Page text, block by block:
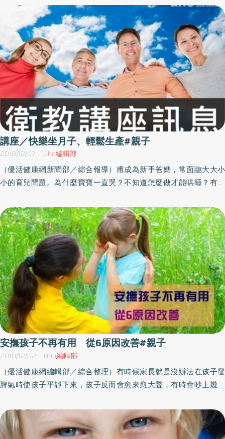
為雙薪家庭，加上工時長、壓力大，親子間相處陪伴越來越少，電
玩反而變成子女情感上的寄託。當孩子接受輔導的同時，父母也應
進行伴侶諮商，將管教態度趨於一致，和小孩達成共同約定的目
標。建立合理使用網路的習慣1.）維持規律的生活作息。2.）約定每
日上網時間或時段。3.）父母主動了解和參與陪伴兒少的網路活動。
適當的電玩是娛樂 切勿過度沉迷不僅是大人，就連小朋友們也都人
手一機，只是過度的使用3C產品，除了可能會對學生造成許多不良
的影響外，對眼睛、身體來說也會跟著受到傷害。粟寧醫師認為，
適當的電玩是娛樂或是社交話題，建議家長不需要刻意禁止，但要
多了解小孩在玩些什麼，增進親子溝通；和小孩討論玩電玩的時
間、頻率等，避免過度沉迷。如發現難以控制遊戲時間，且優先程
度已超越其他興趣或日常生活，甚至影響課業、工作、人際關係，
則可找醫師進一步評估。
業協助，顯示這是生活中重要的課題之一！根據艾瑞克森
（Erikson）提出的發展階段及任務，3~6歲的孩童正處於積極主動
與退縮，此階段的幼童已經開始從事多種活動，也有強烈的好奇心
與探索慾，並開始學習和別人接觸，如何能讓他學會自動自發及學
習如何遵從生活規範，在親子互動上就顯得格外重要。因此，家中
有3-6歲孩童的親子可以透過角色互換及情境融入，讓孩童懂得尊重
自己、體貼他人；利用親子勞作，活化孩子的小肌肉，激發親子的
創意與合作，貼近彼此的心、拉近親子的距離，也協助孩子認識與
處理自己的情緒，建立正向的人際互動。點亮心燈諮商中心的蔡澄
心理師建議，家長們面對孩子的違規行為，可以用國際遊戲治療大
師Landreth提出的【設限三步驟】：「同理-設限-替代方案」來幫助
孩子學習適應社會規範。舉例來說，小孩間玩遊戲時常互相推來推
去，一開始是鬧著玩，但後來突然就打了起來，這時如何運用設限
三步驟：1.）同理：父母可以看著孩子眼睛輕聲說：「我知道你生氣
了！」，同理孩子當下的感受。2.）設限：父母可以說：「無論如
案：父母可以跟孩子說：「如果你還是很生氣，可以過一會兒再回
來玩或是我們先玩別的遊戲。」，提供替代方案讓孩子選擇。
講座／快樂坐月子、輕鬆生產#親子
2018/12/07 Uho編輯部
（優活健康網新聞部／綜合報導）甫成為新手爸媽，常面臨大大小
小的育兒問題。為什麼寶寶一直哭？不知道怎麼做才能哄睡？有鑑
理部周亞璉護理長主講「快樂坐月子－產後不憂鬱」及「輕鬆生產
－呼吸、放鬆、漫舞」。講座內容豐富，歡迎準爸爸、準媽媽預約
報名，不限雙和醫院產檢、生產之孕婦。活動期間提供茶水，請自
備環保杯。（活動內容、時間、地點辦法等以主辦單位最新訊息為
準，因此參加本活動前請先洽詢主辦單位再做確認，以免臨時異動
或取消。）名稱：婦產部親子教室時間：107年12月8日（六）下午
13：30－15：30地點：雙和醫院第一醫療大樓12樓會議室洽詢：
02-22490088 轉2972（婦產科秘書楊小姐）或 02-
22490088 轉2988（諮詢衛教師宋小姐）
安撫孩子不再有用 從6原因改善#親子
2018/12/02 Uho編輯部
（優活健康網編輯部／綜合整理）有時候家長就是沒辦法在孩子發
脾氣時使孩子平靜下來，孩子反而會愈來愈大聲，有時會吵上幾個
行鏡射時，主要在於讓孩子察覺我們是真心感到同情。如果我們其
實對孩子的吵鬧感到煩躁，甚至是在心裡翻著白眼，那麼孩子有可